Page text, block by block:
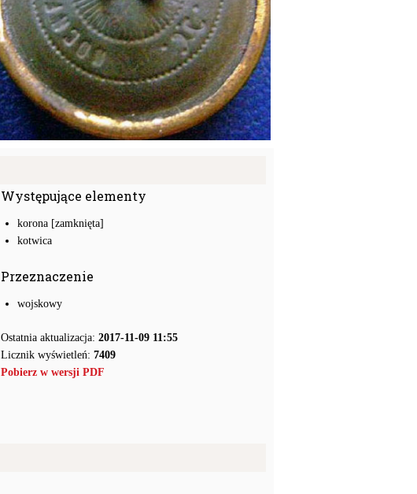
Występujące elementy
korona [zamknięta]
kotwica
Przeznaczenie
wojskowy
Ostatnia aktualizacja: 2017-11-09 11:55
Licznik wyświetleń: 7409
Pobierz w wersji PDF